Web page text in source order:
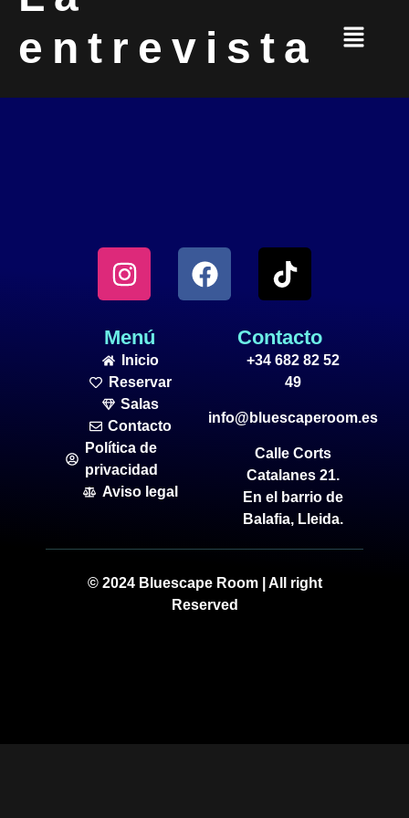
entrevista
Menú
Inicio
Reservar
Salas
Contacto
Política de
privacidad
Aviso legal
Contacto
+34 682 82 52
49
info@bluescaperoom.es
Calle Corts
Catalanes 21.
En el barrio de
Balafia, Lleida.
© 2024 Bluescape Room | All right
Reserved